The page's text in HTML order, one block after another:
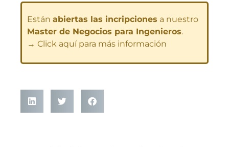
Están abiertas las incripciones a nuestro
Master de Negocios para Ingenieros.
→ Click aquí para más información